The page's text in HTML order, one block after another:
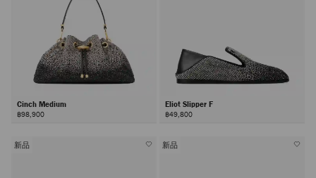
Cinch Medium
฿98,900
Eliot Slipper F
฿49,800
新品 新品